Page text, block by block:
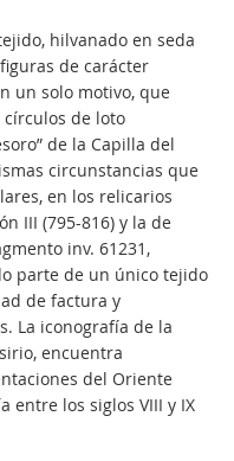
hilvanado en seda
de carácter
un solo motivo, que
de loto
de la Capilla del
circunstancias que
en los relicarios
III (795-816) y la de
inv. 61231,
parte de un único tejido
de factura y
La iconografía de la
encuentra
del Oriente
entre los siglos VIII y IX